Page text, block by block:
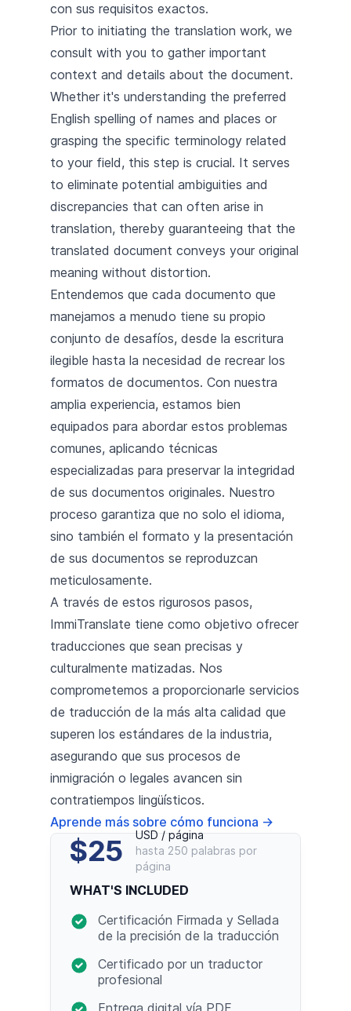
con sus requisitos exactos.
Prior to initiating the translation work, we
consult with you to gather important
context and details about the document.
Whether it's understanding the preferred
English spelling of names and places or
grasping the specific terminology related
to your field, this step is crucial. It serves
to eliminate potential ambiguities and
discrepancies that can often arise in
translation, thereby guaranteeing that the
translated document conveys your original
meaning without distortion.
Entendemos que cada documento que
manejamos a menudo tiene su propio
conjunto de desafíos, desde la escritura
ilegible hasta la necesidad de recrear los
formatos de documentos. Con nuestra
amplia experiencia, estamos bien
equipados para abordar estos problemas
comunes, aplicando técnicas
especializadas para preservar la integridad
de sus documentos originales. Nuestro
proceso garantiza que no solo el idioma,
sino también el formato y la presentación
de sus documentos se reproduzcan
meticulosamente.
A través de estos rigurosos pasos,
ImmiTranslate tiene como objetivo ofrecer
traducciones que sean precisas y
culturalmente matizadas. Nos
comprometemos a proporcionarle servicios
de traducción de la más alta calidad que
superen los estándares de la industria,
asegurando que sus procesos de
inmigración o legales avancen sin
contratiempos lingüísticos.
Aprende más sobre cómo funciona →
$25
USD / página
hasta 250 palabras por
página
WHAT'S INCLUDED
Certificación Firmada y Sellada
de la precisión de la traducción
Certificado por un traductor
profesional
Entrega digital vía PDF